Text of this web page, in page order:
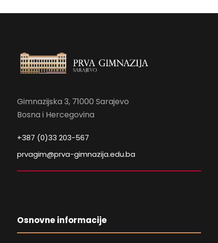
Gimnazijska 3, 71000 Sarajevo
Bosna i Hercegovina
+387 (0)33 203-567
prvagim@prva-gimnazija.edu.ba
Osnovne informacije